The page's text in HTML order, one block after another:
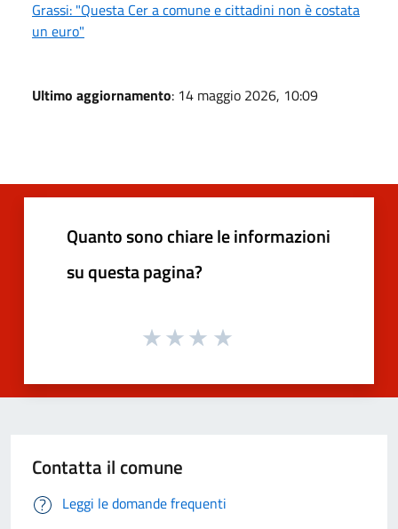
Grassi: "Questa Cer a comune e cittadini non è costata
un euro"
Ultimo aggiornamento: 14 maggio 2026, 10:09
Quanto sono chiare le informazioni
su questa pagina?
Contatta il comune
Leggi le domande frequenti